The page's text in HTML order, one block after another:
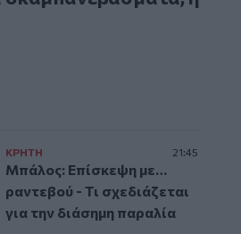
ΚΡΗΤΗ 21:45
Μπάλος: Επίσκεψη με…
ραντεβού - Τι σχεδιάζεται
για την διάσημη παραλία